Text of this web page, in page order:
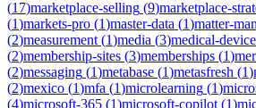
(17)marketplace-selling (9)marketplace-
(1)markets-pro (1)master-data (1)matter-
(2)measurement (1)media (3)medical-device
(2)membership-sites (3)memberships (1)
(2)messaging (1)metabase (1)metasfresh (1)
(2)mexico (1)mfa (1)microlearning (1)
(4)microsoft-365 (1)microsoft-copilot (1)